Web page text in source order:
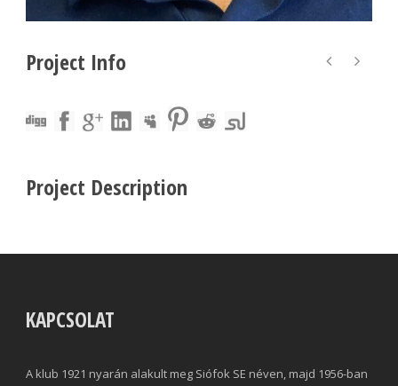
Project Info
Project Description
KAPCSOLAT
A klub 1921 nyarán alakult meg Siófok SE néven, majd 1956-ban